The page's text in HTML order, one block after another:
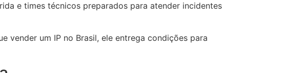
e times técnicos preparados para atender incidentes
vender um IP no Brasil, ele entrega condições para